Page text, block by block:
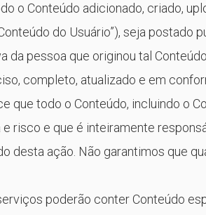
o Conteúdo adicionado, criado,
do Usuário”), seja postado
da pessoa que originou tal
completo, atualizado e em
que todo o Conteúdo, incluindo o
risco e que é inteiramente
desta ação. Não garantimos que
poderão conter Conteúdo